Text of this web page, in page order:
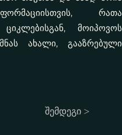
შემდეგი >
რათა
მოიპოვოს
ახალი, გააზრებული